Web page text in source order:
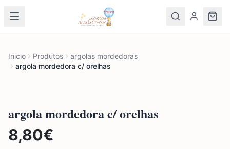
Inicio Produtos
argolas mordedoras
argola mordedora c/ orelhas
argola mordedora c/ orelhas
8,80€